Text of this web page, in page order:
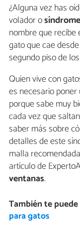
¿Alguna vez has
volador o
nombre que
gato que cae
segundo piso de
Quien vive con
es necesario
porque sabe muy
cada vez que
saber más sobre
detalles de este
malla
artículo de
ventanas.
También te
para gatos